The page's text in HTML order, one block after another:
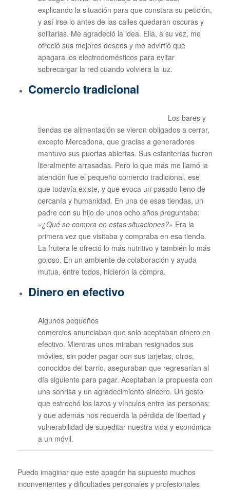
explicando la situación para que constara su petición,
y así irse lo antes de las calles quedaran oscuras y
solitarias. Me agradeció la idea. Ella, a su vez, me
ofreció sus mejores deseos y me advirtió que
apagara los electrodomésticos para evitar
sobrecargar la red cuando volviera la luz.
Comercio tradicional
Los bares y
tiendas de alimentación se vieron obligados a cerrar,
excepto Mercadona, que gracias a generadores
mantuvo sus puertas abiertas. Sus estanterías fueron
literalmente arrasadas. Pero lo que más me llamó la
atención fue el pequeño comercio tradicional, ese
que todavía existe, y que evoca un pasado lleno de
cercanía y humanidad. En una de esas tiendas, un
padre con su hijo de unos ocho años preguntaba:
«¿Qué se compra en estas situaciones?» Era la
primera vez que visitaba y compraba en esa tienda.
La frutera le ofreció lo más nutritivo y también lo más
goloso. En un ambiente de colaboración y ayuda
mutua, entre todos, hicieron la compra.
Dinero en efectivo
Algunos pequeños
comercios anunciaban que solo aceptaban dinero en
efectivo. Mientras unos miraban resignados sus
móviles, sin poder pagar con sus tarjetas, otros,
conocidos del barrio, aseguraban que regresarían al
día siguiente para pagar. Aceptaban la propuesta con
una sonrisa y un agradecimiento sincero. Un gesto
que estrechó los lazos y vínculos entre las personas;
y que además nos recuerda la pérdida de libertad y
vulnerabilidad de supeditar nuestra vida y económica
a un móvil.
Puedo imaginar que este apagón ha supuesto muchos
inconvenientes y dificultades personales y profesionales